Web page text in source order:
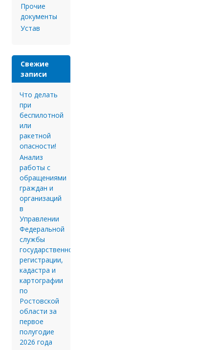
Прочие
документы
Устав
Свежие
записи
Что делать
при
беспилотной
или
ракетной
опасности!
Анализ
работы с
обращениями
граждан и
организаций
в
Управлении
Федеральной
службы
государственной
регистрации,
кадастра и
картографии
по
Ростовской
области за
первое
полугодие
2026 года